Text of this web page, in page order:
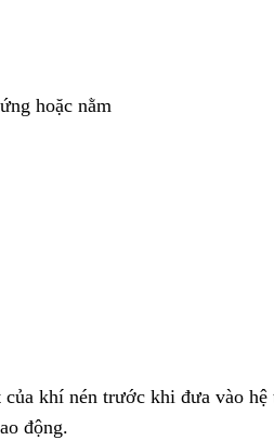
hoặc nằm
khí nén trước khi đưa vào hệ
động.